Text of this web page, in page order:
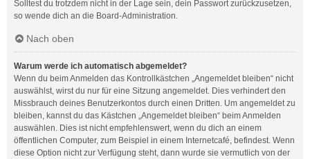
Solltest du trotzdem nicht in der Lage sein, dein Passwort zurückzusetzen,
so wende dich an die Board-Administration.
Nach oben
Warum werde ich automatisch abgemeldet?
Wenn du beim Anmelden das Kontrollkästchen „Angemeldet bleiben“ nicht
auswählst, wirst du nur für eine Sitzung angemeldet. Dies verhindert den
Missbrauch deines Benutzerkontos durch einen Dritten. Um angemeldet zu
bleiben, kannst du das Kästchen „Angemeldet bleiben“ beim Anmelden
auswählen. Dies ist nicht empfehlenswert, wenn du dich an einem
öffentlichen Computer, zum Beispiel in einem Internetcafé, befindest. Wenn
diese Option nicht zur Verfügung steht, dann wurde sie vermutlich von der